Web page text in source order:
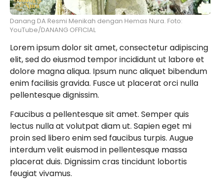
Danang DA Resmi Menikah dengan Hemas Nura. Foto:
YouTube/DANANG OFFICIAL
Lorem ipsum dolor sit amet, consectetur adipiscing
elit, sed do eiusmod tempor incididunt ut labore et
dolore magna aliqua. Ipsum nunc aliquet bibendum
enim facilisis gravida. Fusce ut placerat orci nulla
pellentesque dignissim.
Faucibus a pellentesque sit amet. Semper quis
lectus nulla at volutpat diam ut. Sapien eget mi
proin sed libero enim sed faucibus turpis. Augue
interdum velit euismod in pellentesque massa
placerat duis. Dignissim cras tincidunt lobortis
feugiat vivamus.